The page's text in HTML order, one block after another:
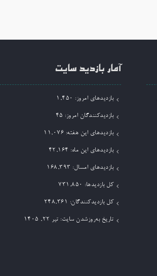
آمار بازدید سایت
بازدیدهای امروز: 1,450
بازدیدکنندگان امروز: 45
بازدیدهای این هفته: 11,076
بازدیدهای این ماه: 42,164
بازدیدهای امسال: 168,393
کل بازدیدها: 731,850
کل بازدیدکنند‌گان: 248,361
تاریخ به‌روزشدن سایت: تیر ۲۲, ۱۴۰۵